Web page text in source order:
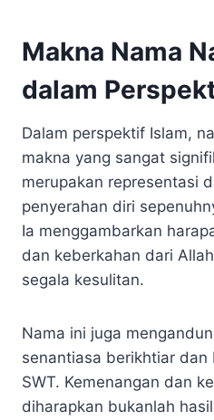
Makna Nama
dalam
Dalam perspektif Islam,
makna yang sangat
merupakan representasi
penyerahan diri
Ia menggambarkan
dan keberkahan dari
segala kesulitan.
Nama ini juga
senantiasa berikhtiar
SWT. Kemenangan dan
diharapkan bukanlah